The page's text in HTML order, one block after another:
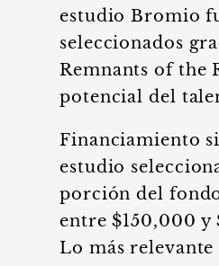
estudio Bromio
seleccionados
Remnants of the
potencial del
Financiamiento
estudio
porción del
entre $150,000
Lo más relevante